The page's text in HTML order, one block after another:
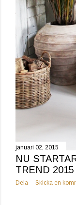
januari 02, 2015
NU
TREND
Dela Skicka en